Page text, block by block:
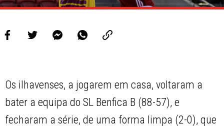
Os ilhavenses, a jogarem em casa, voltaram a
bater a equipa do SL Benfica B (88-57), e
fecharam a série, de uma forma limpa (2-0), que